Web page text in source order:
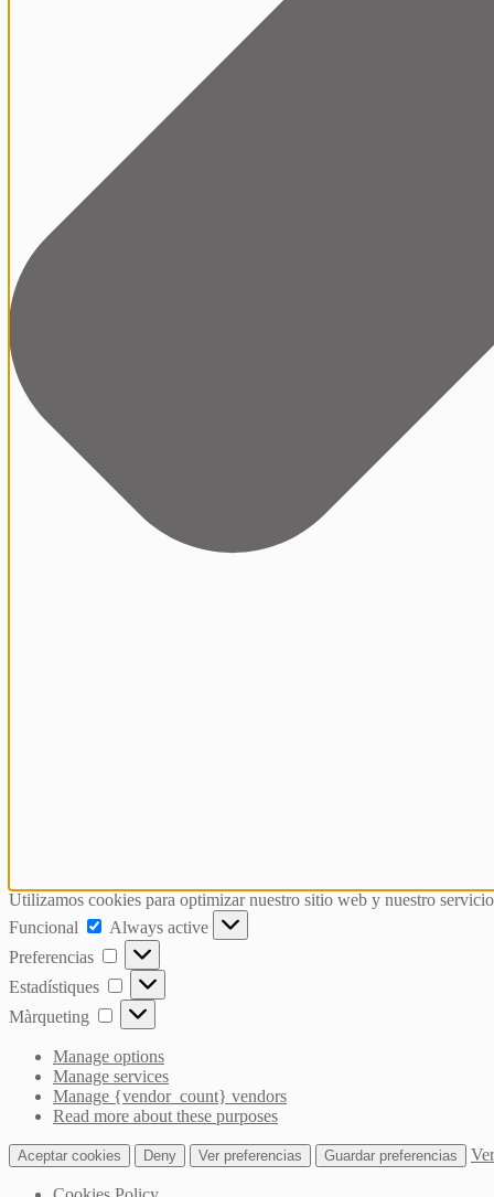
Utilizamos cookies para optimizar nuestro sitio web y nuestro
Funcional
Funcional
Always active
Preferencias
Preferencias
Estadístiques Estadístiques
Màrqueting Màrqueting
Manage options
Manage services
Manage {vendor_count} vendors
Read more about these purposes
Aceptar cookies Deny Ver preferencias Guardar preferencias